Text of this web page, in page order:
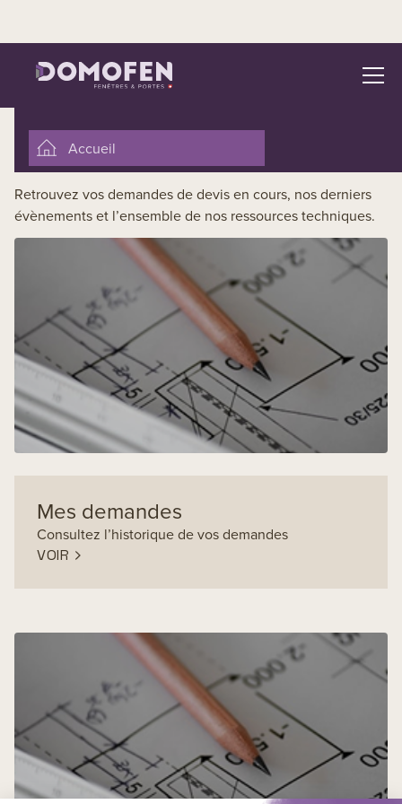
Accueil
Modifier une demande d’offre
Confirmer une offre
Passer une commande directe
Documents techniques
Retourner sur le site
Support client pro
Nom prénom
espace client professionnel !
Retrouvez vos demandes de devis en cours, nos derniers
évènements et l’ensemble de nos ressources techniques.
Mes demandes
Consultez l’historique de vos demandes
VOIR